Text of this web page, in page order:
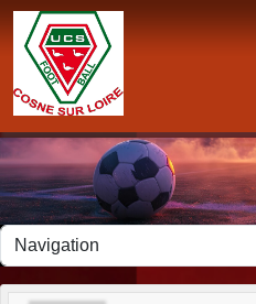
Panneau de gestion des cookies